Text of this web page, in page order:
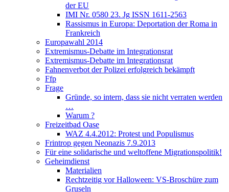
der EU
IMI Nr. 0580 23. Jg ISSN 1611-2563
Rassismus in Europa: Deportation der Roma in
Frankreich
Europawahl 2014
Extremismus-Debatte im Integrationsrat
Extremismus-Debatte im Integrationsrat
Fahnenverbot der Polizei erfolgreich bekämpft
Ffp
Frage
Gründe, so intern, dass sie nicht verraten werden
…
Warum ?
Freizeitbad Oase
WAZ 4.4.2012: Protest und Populismus
Frintrop gegen Neonazis 7.9.2013
Für eine solidarische und weltoffene Migrationspolitik!
Geheimdienst
Materialien
Rechtzeitig vor Halloween: VS-Broschüre zum
Gruseln